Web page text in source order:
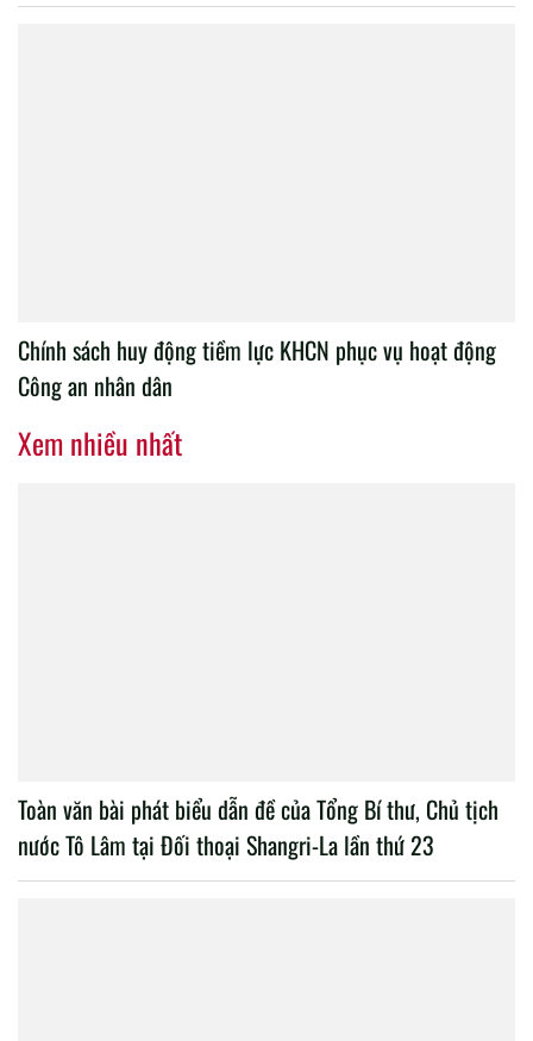
Chính sách huy động tiềm lực KHCN phục vụ hoạt động
Công an nhân dân
Xem nhiều nhất
Toàn văn bài phát biểu dẫn đề của Tổng Bí thư, Chủ tịch
nước Tô Lâm tại Đối thoại Shangri-La lần thứ 23